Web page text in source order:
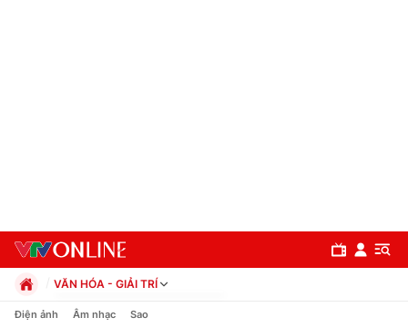
VĂN HÓA - GIẢI TRÍ
Chính trị
Điện ảnh Âm nhạc Sao